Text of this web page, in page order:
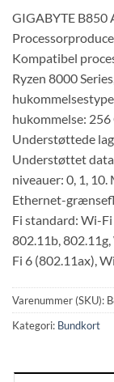
GIGABYTE B850
Kompatibel
Ryzen 8000
hukommelse:
Understøttede
Understøttet
niveauer: 0, 1,
Ethernet-
Fi standard: Wi-
802.11b,
Fi 6 (802.11ax),
Varenummer (SKU):
Kategori: Bundkort